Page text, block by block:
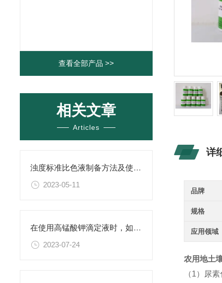
查看全部产品 >>
相关文章
Articles
浊度标准比色液制备方法及使用场景
2023-05-11
在使用高锰酸钾滴定液时，如何判断终点已经达到？
2023-07-24
详
品牌
规格
应用领域
农用地土
（1）